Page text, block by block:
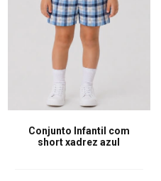
Conjunto Infantil com
short xadrez azul